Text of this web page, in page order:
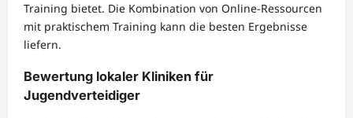
Training bietet. Die Kombination von Online-Ressourcen
mit praktischem Training kann die besten Ergebnisse
liefern.
Bewertung lokaler Kliniken für
Jugendverteidiger